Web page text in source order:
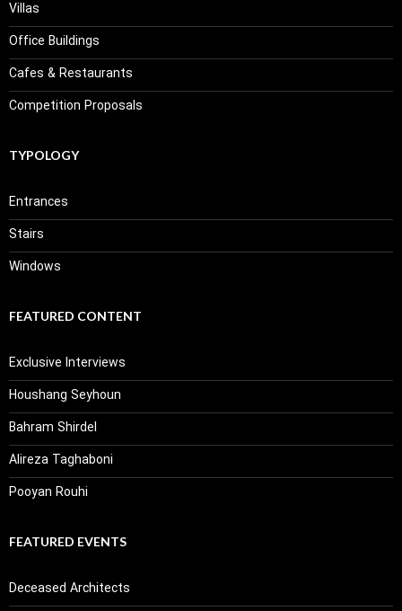
Villas
Office Buildings
Cafes & Restaurants
Competition Proposals
TYPOLOGY
Entrances
Stairs
Windows
FEATURED CONTENT
Exclusive Interviews
Houshang Seyhoun
Bahram Shirdel
Alireza Taghaboni
Pooyan Rouhi
FEATURED EVENTS
Deceased Architects